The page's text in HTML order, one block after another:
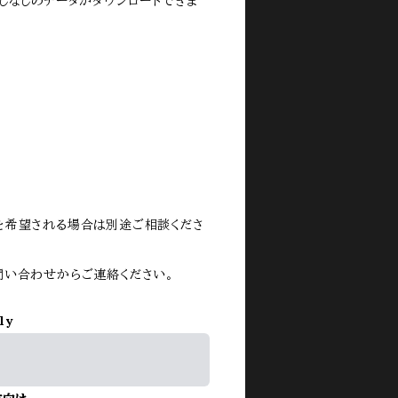
望される場合は別途ご相談くださ
合わせからご連絡ください。